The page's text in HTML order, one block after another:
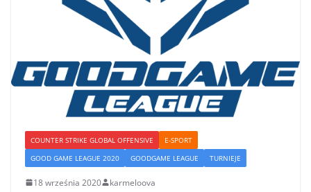
COUNTER STRIKE GLOBAL OFFENSIVE
E-SPORT
GOOD GAME LEAGUE 2020
GOODGAME LEAGUE TURNIEJE
18 września 2020 karmeloova